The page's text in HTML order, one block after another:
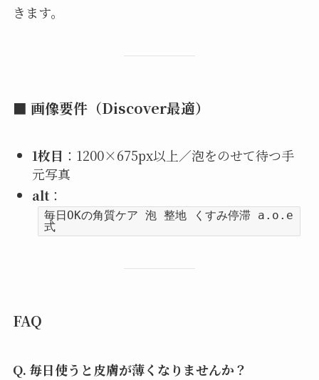
きます。
■ 画像要件（Discover最適）
1枚目 ：1200×675px以上／泡をのせて待つ手
元写真
alt：
毎日OKの角質ケア 泡 整地 くすみ停滞 a.o.e
式
FAQ
Q. 毎日使うと皮膚が薄くなりませんか？